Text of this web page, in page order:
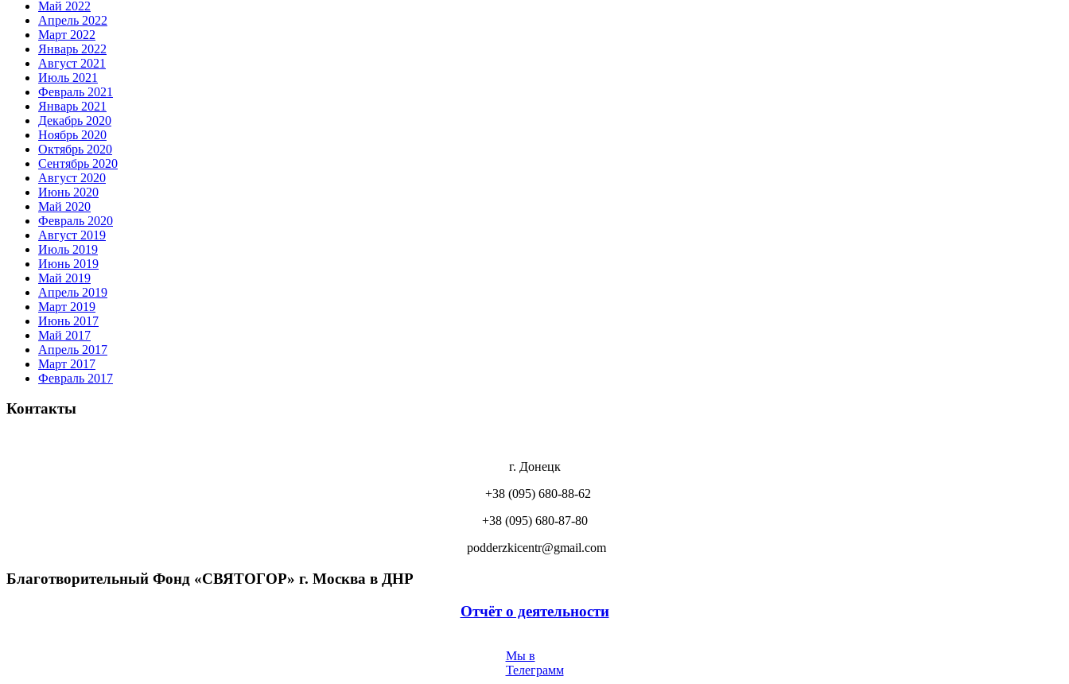
Май 2022
Апрель 2022
Март 2022
Январь 2022
Август 2021
Июль 2021
Февраль 2021
Январь 2021
Декабрь 2020
Ноябрь 2020
Октябрь 2020
Сентябрь 2020
Август 2020
Июнь 2020
Май 2020
Февраль 2020
Август 2019
Июль 2019
Июнь 2019
Май 2019
Апрель 2019
Март 2019
Июнь 2017
Май 2017
Апрель 2017
Март 2017
Февраль 2017
Контакты
г. Донецк
+38 (095) 680-88-62
+38 (095) 680-87-80
podderzkicentr@gmail.com
Благотворительный Фонд «СВЯТОГОР» г. Москва в ДНР
Отчёт о деятельности
Мы в
Телеграмм